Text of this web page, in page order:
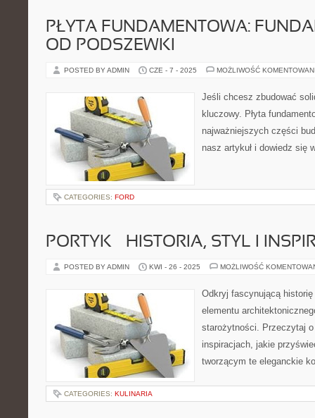
PŁYTA FUNDAMENTOWA:
OD PODSZEWKI
POSTED BY ADMIN CZE - 7 - 2025 MOŻLIWOŚĆ
Jeśli chcesz zbudować
kluczowy. Płyta
najważniejszych części
nasz artykuł i dowiedz się
CATEGORIES: FORD
PORTYK – HISTORIA, STYL I
POSTED BY ADMIN KWI - 26 - 2025 MOŻLIWOŚĆ
Odkryj fascynującą
elementu
starożytności. Przeczytaj
inspiracjach, jakie
tworzącym te eleganckie
CATEGORIES: KULINARIA